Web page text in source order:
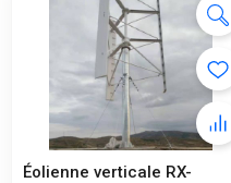
Éolienne verticale RX-